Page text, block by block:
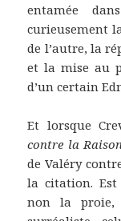
entamée
curieusement
de l’autre, la
et la mise au
d’un certain
Et lorsque
contre la Raison
de Valéry
la citation.
non la proie,